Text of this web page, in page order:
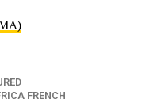
FRENCH